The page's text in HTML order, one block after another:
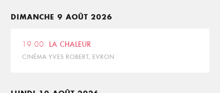
DIMANCHE 9 AOÛT 2026
19:00 LA CHALEUR
CINÉMA YVES ROBERT, EVRON